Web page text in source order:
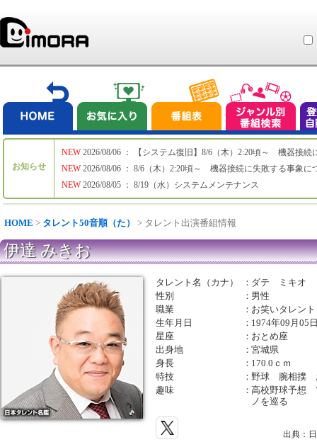
お知らせ
NEW
NEW
NEW
2026/08/06 ： 【システム復旧】8/6（木）2:20頃～ 機器接続
2026/08/06 ： 8/6（木）2:20頃～ 機器接続に失敗する事象に
2026/08/05 ： 8/19（水）システムメンテナンス
HOME > タレント50音順（た） > タレント出演番組情報
伊達 みきお
タレント名（カナ） ： ダテ ミキオ
性別
： 男性
職業
： お笑いタレント
生年月日
： 1974年09月05
星座
： おとめ座
出身地
：宮城県
身長
： 170.0ｃｍ
特技
：野球 腕相撲
趣味
：高校野球予想
ノを巡る
出典：